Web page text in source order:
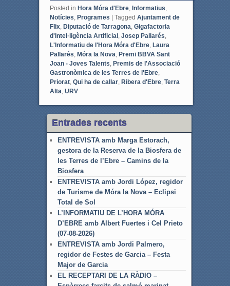
Posted in Hora Móra d'Ebre, Informatius
Notícies Programes | Tagged Ajuntament de
Flix, Diputació de Tarragona Gigafactoria
d'Intel·ligència Artificial, Josep Pallarés
L'Informatiu de l'Hora Móra d'Ebre, Laura
Pallarés Móra la Nova Premi BBVA Sant
Joan - Joves Talents Premis de l'Associació
Gastronòmica de les Terres de l'Ebre,
Priorat, Qui ha de callar, Ribera d'Ebre, Terra
Alta URV
Entrades recents
ENTREVISTA amb Marga Estorach,
gestora de la Reserva de la Biosfera de
les Terres de l’Ebre – Camins de la
Biosfera
ENTREVISTA amb Jordi López, regidor
de Turisme de Móra la Nova – Eclipsi
Total de Sol
L’INFORMATIU DE L’HORA MÓRA
D’EBRE amb Albert Fuertes i Cel Prieto
(07-08-2026)
ENTREVISTA amb Jordi Palmero,
regidor de Festes de Garcia – Festa
Major de Garcia
EL RECEPTARI DE LA RÀDIO –